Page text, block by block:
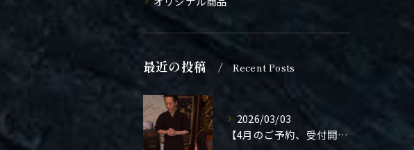
最近の投稿 Recent Posts
2026/03/03
【4月のご予約、受付開始しました】